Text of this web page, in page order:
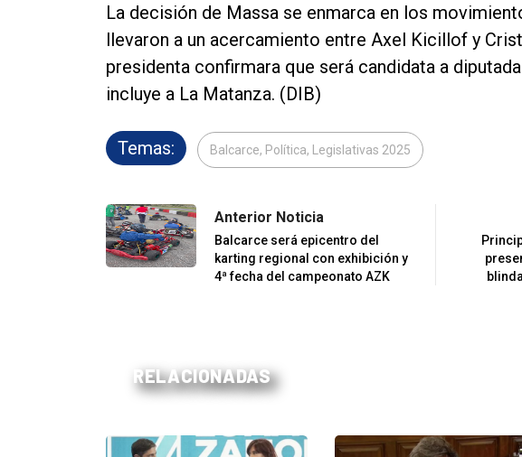
La decisión de Massa se enmarca en los
llevaron a un acercamiento entre Axel Kicillof y
presidenta confirmara que será candidata a
incluye a La Matanza. (DIB)
Temas: Balcarce, Política, Legislativas 2025
Anterior Noticia
Balcarce será epicentro del
karting regional con exhibición y
4ª fecha del campeonato AZK
RELACIONADAS